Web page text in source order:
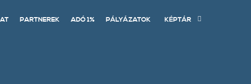
PARTNEREK ADÓ 1% PÁLYÁZATOK KÉPTÁR